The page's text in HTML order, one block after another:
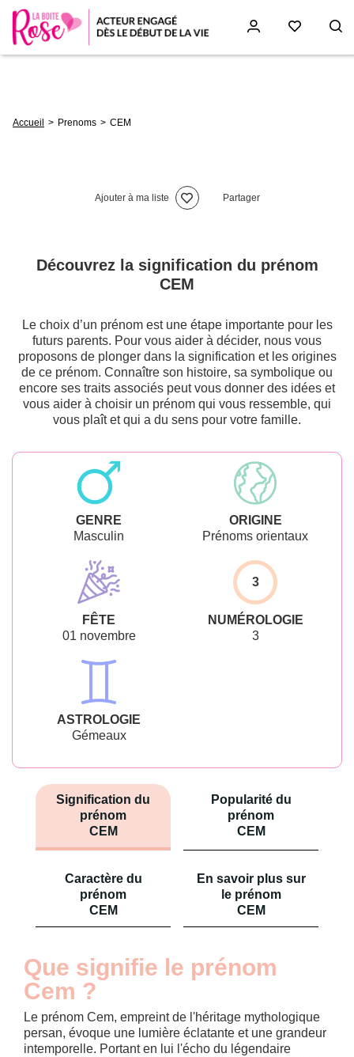
d'Ariane
Accueil Prenoms CEM
Ajouter à ma liste Partager
Découvrez la signification du prénom
CEM
Le choix d’un prénom est une étape importante pour les
futurs parents. Pour vous aider à décider, nous vous
proposons de plonger dans la signification et les origines
de ce prénom. Connaître son histoire, sa symbolique ou
encore ses traits associés peut vous donner des idées et
vous aider à choisir un prénom qui vous ressemble, qui
vous plaît et qui a du sens pour votre famille.
GENRE
Masculin
ORIGINE
Prénoms orientaux
FÊTE
01 novembre
3
NUMÉROLOGIE
3
ASTROLOGIE
Gémeaux
Signification du
prénom
CEM
Popularité du
prénom
CEM
Caractère du
prénom
CEM
En savoir plus sur
le prénom
CEM
Que signifie le prénom
Cem ?
Le prénom Cem, empreint de l'héritage mythologique
persan, évoque une lumière éclatante et une grandeur
intemporelle. Portant en lui l'écho du légendaire